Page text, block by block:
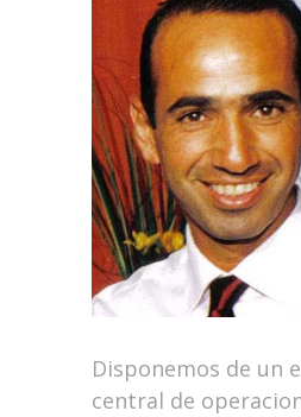
Disponemos de un
central de